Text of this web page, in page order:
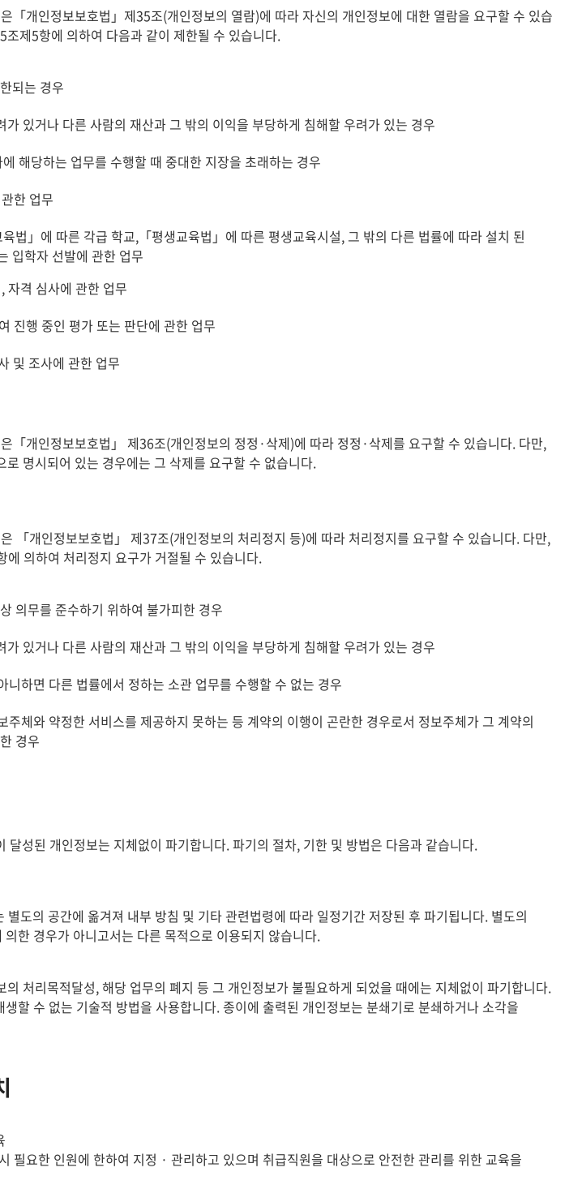
「개인정보보호법」제35조(개인정보의 열람)에 따라 자신의 개인정보에 대한 열람을 요구할 수 있습
제5항에 의하여 다음과 같이 제한될 수 있습니다.
되는 경우
있거나 다른 사람의 재산과 그 밖의 이익을 부당하게 침해할 우려가 있는 경우
해당하는 업무를 수행할 때 중대한 지장을 초래하는 경우
한 업무
법」에 따른 각급 학교,「평생교육법」에 따른 평생교육시설, 그 밖의 다른 법률에 따라 설치 된
입학자 선발에 관한 업무
자격 심사에 관한 업무
진행 중인 평가 또는 판단에 관한 업무
및 조사에 관한 업무
「개인정보보호법」 제36조(개인정보의 정정·삭제)에 따라 정정·삭제를 요구할 수 있습니다. 다만,
명시되어 있는 경우에는 그 삭제를 요구할 수 없습니다.
「개인정보보호법」 제37조(개인정보의 처리정지 등)에 따라 처리정지를 요구할 수 있습니다. 다만,
의하여 처리정지 요구가 거절될 수 있습니다.
의무를 준수하기 위하여 불가피한 경우
있거나 다른 사람의 재산과 그 밖의 이익을 부당하게 침해할 우려가 있는 경우
니하면 다른 법률에서 정하는 소관 업무를 수행할 수 없는 경우
주체와 약정한 서비스를 제공하지 못하는 등 계약의 이행이 곤란한 경우로서 정보주체가 그 계약의
경우
달성된 개인정보는 지체없이 파기합니다. 파기의 절차, 기한 및 방법은 다음과 같습니다.
도의 공간에 옮겨져 내부 방침 및 기타 관련법령에 따라 일정기간 저장된 후 파기됩니다. 별도의
한 경우가 아니고서는 다른 목적으로 이용되지 않습니다.
처리목적달성, 해당 업무의 폐지 등 그 개인정보가 불필요하게 되었을 때에는 지체없이 파기합니다.
할 수 없는 기술적 방법을 사용합니다. 종이에 출력된 개인정보는 분쇄기로 분쇄하거나 소각을
필요한 인원에 한하여 지정 · 관리하고 있으며 취급직원을 대상으로 안전한 관리를 위한 교육을